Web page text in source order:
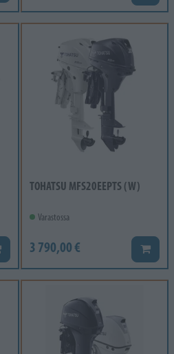
Lisää koriin
TOHATSU MFS20EEPTS (W)
Varastossa
3 790,00 € Lisää